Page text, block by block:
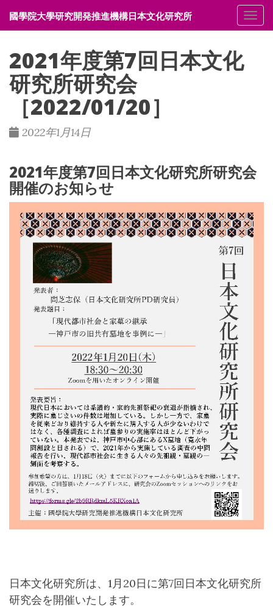
メ
國學院大學研究開発推進機構日本文化研究所
2021年度第7回日本文化
研究所研究会
［2022/01/20］
2022年1月14日
2021年度第7回日本文化研究所研究会
開催のお知らせ
日本文化研究所は、1月20日に第7回日本文化研究所
研究会を開催いたします。